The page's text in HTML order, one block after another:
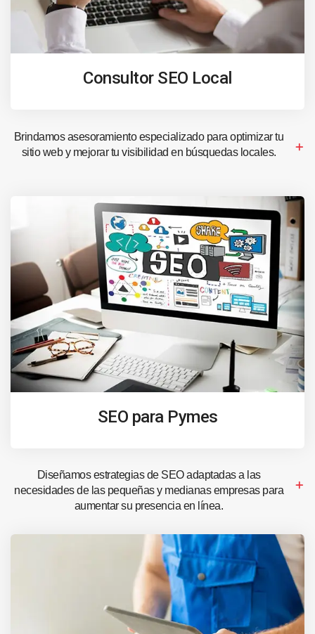
Consultor SEO Local
Brindamos asesoramiento especializado para optimizar tu
sitio web y mejorar tu visibilidad en búsquedas locales.
SEO para Pymes
Diseñamos estrategias de SEO adaptadas a las
necesidades de las pequeñas y medianas empresas para
aumentar su presencia en línea.